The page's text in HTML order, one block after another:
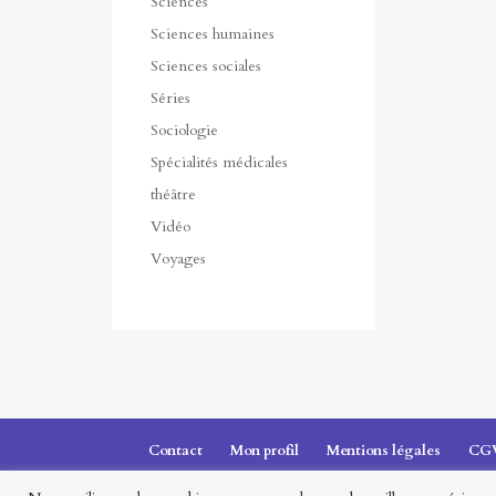
Sciences humaines
Sciences sociales
Séries
Sociologie
Spécialités médicales
théâtre
Vidéo
Voyages
Contact Mon profil Mentions légales